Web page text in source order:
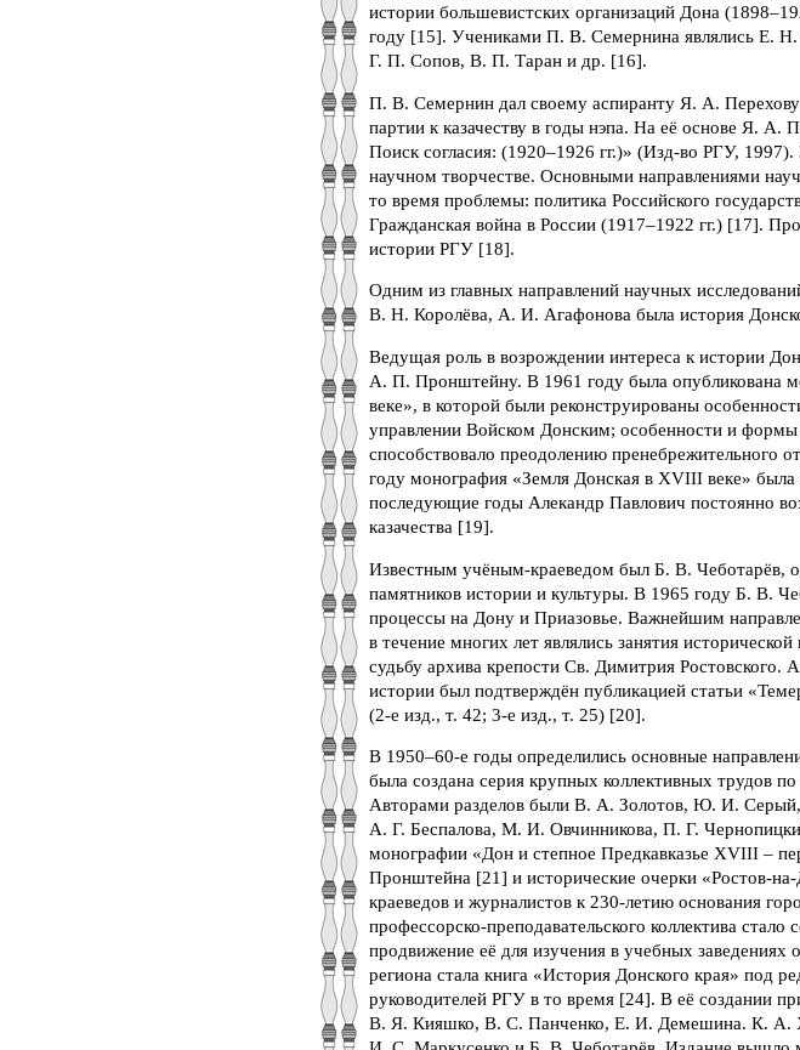
истории большевистских организаций Дона
году [15]. Учениками П. В. Семернина являлись Е.
Г. П. Сопов, В. П. Таран и др. [16].
П. В. Семернин дал своему аспиранту Я. А.
партии к казачеству в годы нэпа. На её основе Я. А.
Поиск согласия: (1920–1926 гг.)» (Изд-во РГУ, 1997).
научном творчестве. Основными направлениями
то время проблемы: политика Российского
Гражданская война в России (1917–1922 гг.) [17].
истории РГУ [18].
Одним из главных направлений научных
В. Н. Королёва, А. И. Агафонова была история
Ведущая роль в возрождении интереса к истории
А. П. Пронштейну. В 1961 году была опубликована
веке», в которой были реконструированы
управлении Войском Донским; особенности и
способствовало преодолению пренебрежительного
году монография «Земля Донская в XVIII веке»
последующие годы Алекандр Павлович постоянно
казачества [19].
Известным учёным-краеведом был Б. В. Чеботарёв,
памятников истории и культуры. В 1965 году Б. В.
процессы на Дону и Приазовье. Важнейшим
в течение многих лет являлись занятия
судьбу архива крепости Св. Димитрия Ростовского.
истории был подтверждён публикацией статьи
(2-е изд., т. 42; 3-е изд., т. 25) [20].
В 1950–60-е годы определились основные
была создана серия крупных коллективных трудов
Авторами разделов были В. А. Золотов, Ю. И.
А. Г. Беспалова, М. И. Овчинникова, П. Г.
монографии «Дон и степное Предкавказье XVIII –
Пронштейна [21] и исторические очерки «Ростов-
краеведов и журналистов к 230-летию основания
профессорско-преподавательского коллектива
продвижение её для изучения в учебных
региона стала книга «История Донского края» под
руководителей РГУ в то время [24]. В её создании
В. Я. Кияшко, В. С. Панченко, Е. И. Демешина. К. А.